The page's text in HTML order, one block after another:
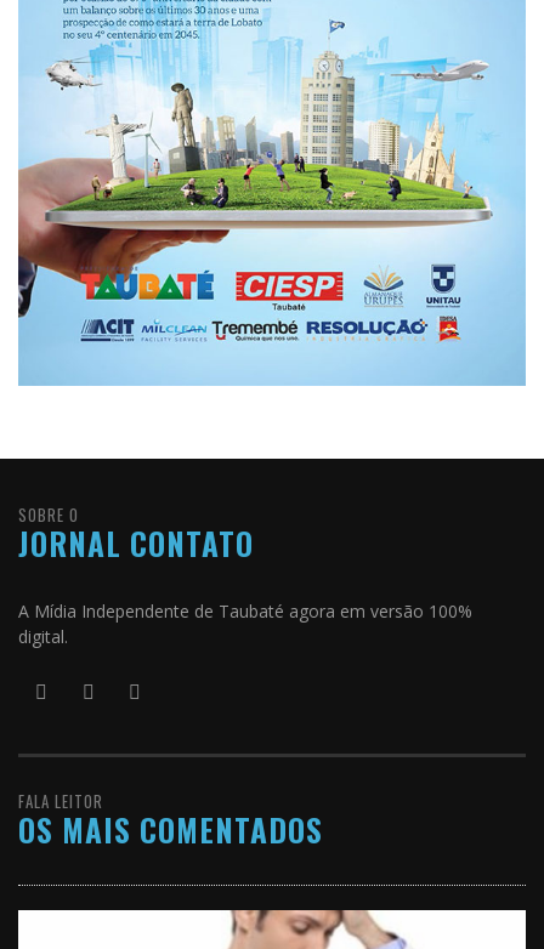
SOBRE O
JORNAL CONTATO
A Mídia Independente de Taubaté agora em versão 100%
digital.
FALA LEITOR
OS MAIS COMENTADOS